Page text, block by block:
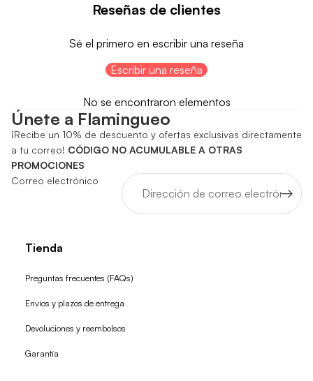
Reseñas de clientes
Sé el primero en escribir una reseña
Escribir una reseña
No se encontraron elementos
Únete a Flamingueo
¡Recibe un 10% de descuento y ofertas exclusivas directamente
a tu correo! CÓDIGO NO ACUMULABLE A OTRAS
PROMOCIONES
Correo electrónico
Tienda
Preguntas frecuentes (FAQs)
Envíos y plazos de entrega
Devoluciones y reembolsos
Garantía